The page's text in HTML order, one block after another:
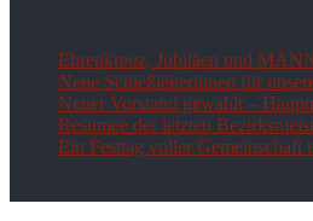
Ehrenkreuz, Jubiläen und
Neue Schießleiterinnen für
Neuer Vorstand gewählt –
Resümee der letzten
Ein Festtag voller